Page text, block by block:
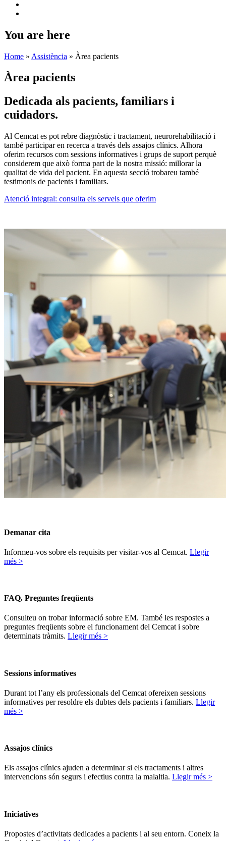
You are here
Home » Assistència » Àrea pacients
Àrea pacients
Dedicada als pacients, familiars i
cuidadors.
Al Cemcat es pot rebre diagnòstic i tractament, neurorehabilitació i
també participar en recerca a través dels assajos clínics. Alhora
oferim recursos com sessions informatives i grups de suport perquè
considerem que això forma part de la nostra missió: millorar la
qualitat de vida del pacient. En aquesta secció trobareu també
testimonis de pacients i familiars.
Atenció integral: consulta els serveis que oferim
Demanar cita
Informeu-vos sobre els requisits per visitar-vos al Cemcat. Llegir
més >
FAQ. Preguntes freqüents
Consulteu on trobar informació sobre EM. També les respostes a
preguntes freqüents sobre el funcionament del Cemcat i sobre
determinats tràmits. Llegir més >
Sessions informatives
Durant tot l’any els professionals del Cemcat ofereixen sessions
informatives per resoldre els dubtes dels pacients i familiars. Llegir
més >
Assajos clínics
Els assajos clínics ajuden a determinar si els tractaments i altres
intervencions són segurs i efectius contra la malaltia. Llegir més >
Iniciatives
Propostes d’activitats dedicades a pacients i al seu entorn. Coneix la